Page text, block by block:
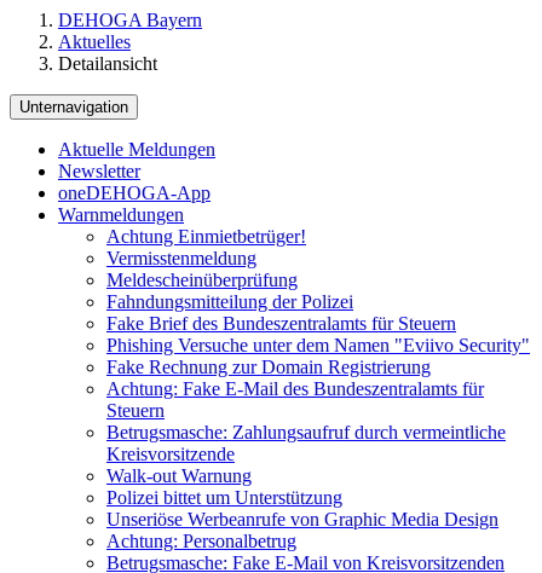
DEHOGA Bayern
Aktuelles
Detailansicht
Unternavigation
Aktuelle Meldungen
Newsletter
oneDEHOGA-App
Warnmeldungen
Achtung Einmietbetrüger!
Vermisstenmeldung
Meldescheinüberprüfung
Fahndungsmitteilung der Polizei
Fake Brief des Bundeszentralamts für Steuern
Phishing Versuche unter dem Namen "Eviivo Security"
Fake Rechnung zur Domain Registrierung
Achtung: Fake E-Mail des Bundeszentralamts für
Steuern
Betrugsmasche: Zahlungsaufruf durch vermeintliche
Kreisvorsitzende
Walk-out Warnung
Polizei bittet um Unterstützung
Unseriöse Werbeanrufe von Graphic Media Design
Achtung: Personalbetrug
Betrugsmasche: Fake E-Mail von Kreisvorsitzenden